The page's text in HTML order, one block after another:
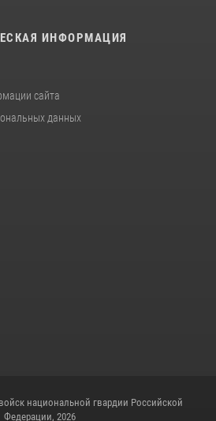
ИНФОРМАЦИЯ
сайта
данных
национальной гвардии Российской
Федерации, 2026